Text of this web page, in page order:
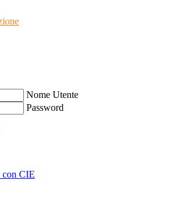
Nome Utente
Password
con CIE